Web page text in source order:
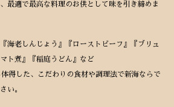
最適で最高な料理のお供として味を引き締めま
海老しんじょう』『ローストビーフ』『ブリュ
ト煮』『稲庭うどん』など
得した、こだわりの食材や調理法で新海ならで
い。